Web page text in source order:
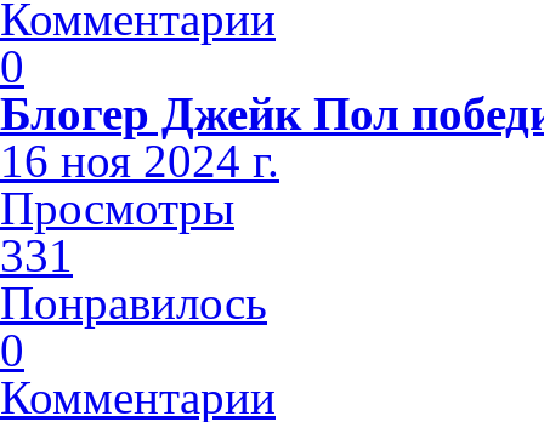
Комментарии
0
Блогер Джейк Пол
16 ноя 2024 г.
Просмотры
331
Понравилось
0
Комментарии